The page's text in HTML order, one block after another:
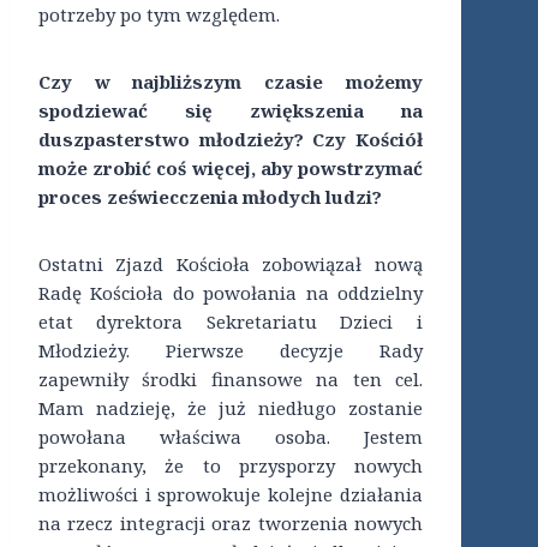
potrzeby po tym względem.
Czy w najbliższym czasie możemy
spodziewać się zwiększenia na
duszpasterstwo młodzieży? Czy Kościół
może zrobić coś więcej, aby powstrzymać
proces zeświecczenia młodych ludzi?
Ostatni Zjazd Kościoła zobowiązał nową
Radę Kościoła do powołania na oddzielny
etat dyrektora Sekretariatu Dzieci i
Młodzieży. Pierwsze decyzje Rady
zapewniły środki finansowe na ten cel.
Mam nadzieję, że już niedługo zostanie
powołana właściwa osoba. Jestem
przekonany, że to przysporzy nowych
możliwości i sprowokuje kolejne działania
na rzecz integracji oraz tworzenia nowych